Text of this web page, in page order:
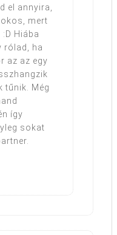
el annyira,
mert
Hiába
rólad, ha
az az egy
tűnik. Még
így
sokat